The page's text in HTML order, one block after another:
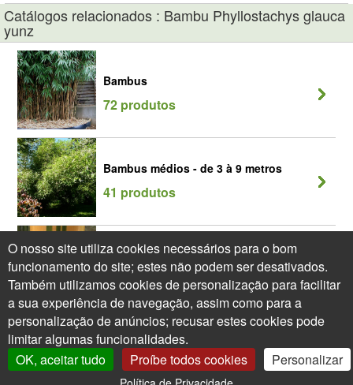
Catálogos relacionados : Bambu Phyllostachys glauca
yunz
Bambus
72 produtos
Bambus médios - de 3 à 9 metros
41 produtos
Bambus Phyllostachys
27 produtos
O nosso site utiliza cookies necessários para o bom
funcionamento do site; estes não podem ser desativados.
Também utilizamos cookies de personalização para facilitar
a sua experiência de navegação, assim como para a
personalização de anúncios; recusar estes cookies pode
limitar algumas funcionalidades.
OK, aceitar tudo
Proíbe todos cookies Personalizar